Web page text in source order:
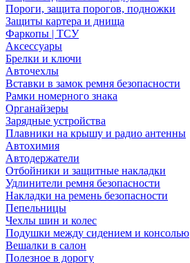
Пороги, защита порогов, подножки
Защиты картера и днища
Фаркопы | ТСУ
Аксессуары
Брелки и ключи
Авточехлы
Вставки в замок ремня безопасности
Рамки номерного знака
Органайзеры
Зарядные устройства
Плавники на крышу и радио антенны
Автохимия
Автодержатели
Отбойники и защитные накладки
Удлинители ремня безопасности
Накладки на ремень безопасности
Пепельницы
Чехлы шин и колес
Подушки между сидением и консолью
Вешалки в салон
Полезное в дорогу